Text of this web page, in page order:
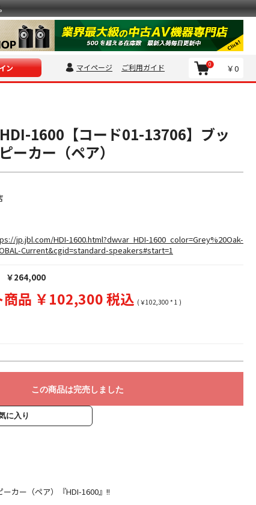
ン マイページ ご利用ガイド ￥0
0
HDI-1600【コード01-13706】ブッ
ーカー（ペア）
jp.jbl.com/HDI-1600.html?dwvar_HDI-1600_color=Grey%20Oak-
Current&cgid=standard-speakers#start=1
￥264,000
商品 ￥102,300 税込 (￥102,300 * 1 )
この商品は完売しました
に入り
カー（ペア）『HDI-1600』!!